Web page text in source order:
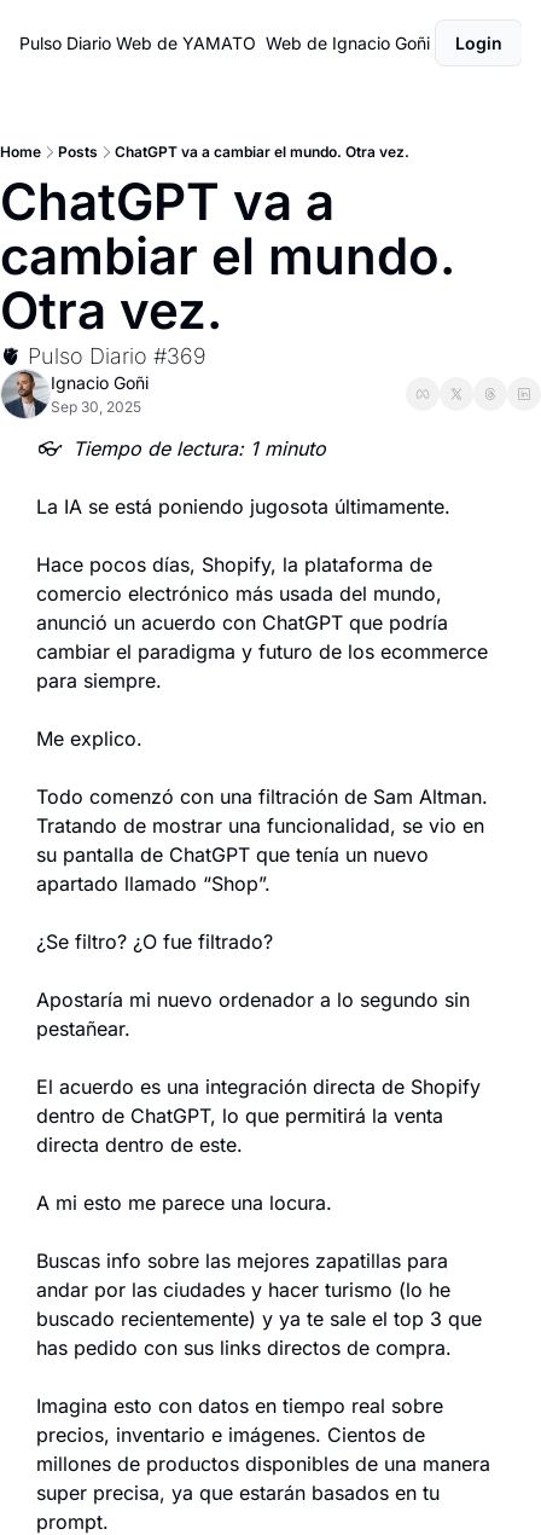
Pulso Diario Web de YAMATO Web de Ignacio Goñi Login
Home Posts ChatGPT va a cambiar el mundo. Otra vez.
ChatGPT va a
cambiar el mundo.
Otra vez.
🫀 Pulso Diario #369
Ignacio Goñi
Sep 30, 2025
👓  Tiempo de lectura: 1 minuto
La IA se está poniendo jugosota últimamente.
Hace pocos días, Shopify, la plataforma de
comercio electrónico más usada del mundo,
anunció un acuerdo con ChatGPT que podría
cambiar el paradigma y futuro de los ecommerce
para siempre.
Me explico.
Todo comenzó con una filtración de Sam Altman.
Tratando de mostrar una funcionalidad, se vio en
su pantalla de ChatGPT que tenía un nuevo
apartado llamado “Shop”.
¿Se filtro? ¿O fue filtrado?
Apostaría mi nuevo ordenador a lo segundo sin
pestañear.
El acuerdo es una integración directa de Shopify
dentro de ChatGPT, lo que permitirá la venta
directa dentro de este.
A mi esto me parece una locura.
Buscas info sobre las mejores zapatillas para
andar por las ciudades y hacer turismo (lo he
buscado recientemente) y ya te sale el top 3 que
has pedido con sus links directos de compra.
Imagina esto con datos en tiempo real sobre
precios, inventario e imágenes. Cientos de
millones de productos disponibles de una manera
super precisa, ya que estarán basados en tu
prompt.